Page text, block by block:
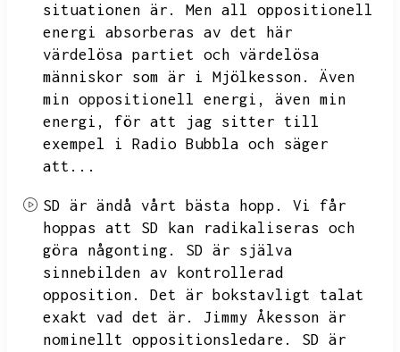
situationen är.
Men all oppositionell
energi absorberas av det här
värdelösa partiet och värdelösa
människor som är i Mjölkesson.
Även
min oppositionell energi,
även min
energi,
för att jag sitter till
exempel i Radio Bubbla och säger
att...
SD är ändå vårt bästa hopp.
Vi får
hoppas att SD kan radikaliseras och
göra någonting.
SD är själva
sinnebilden av kontrollerad
opposition.
Det är bokstavligt talat
exakt vad det är.
Jimmy Åkesson är
nominellt oppositionsledare.
SD är